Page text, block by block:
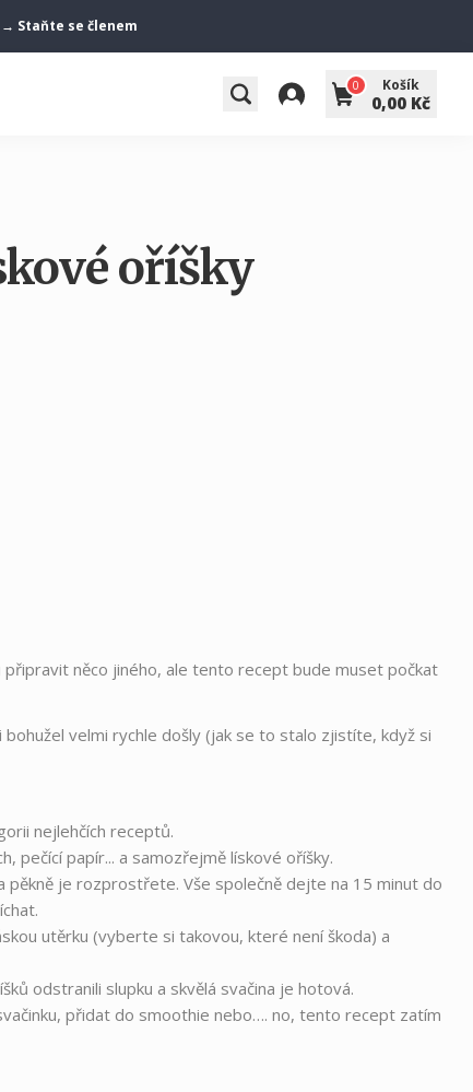
Staňte se členem
0 Košík
0,00 Kč
oříšky
něco jiného, ​​ale tento recept bude muset počkat
velmi rychle došly (jak se to stalo zjistíte, když si
nejlehčích receptů.
pečící papír... a samozřejmě lískové oříšky.
pěkně je rozprostřete. Vše společně dejte na 15 minut do
utěrku (vyberte si takovou, které není škoda) a
odstranili slupku a skvělá svačina je hotová.
přidat do smoothie nebo…. no, tento recept zatím